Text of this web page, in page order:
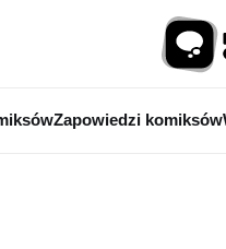
Zapowiedzi komiksów